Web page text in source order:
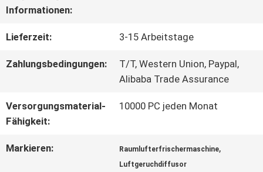
AUSFLUG
QUALITÄTSKONTROLLE
TRETEN
SIE
MIT
Informationen:
Lieferzeit: 3-15 Arbeitstage
Zahlungsbedingungen:
T/T, Western Union, Paypal,
Alibaba Trade Assurance
Versorgungsmaterial-
Fähigkeit:
10000 PC jeden Monat
Markieren: Raumlufterfrischermaschine,
Luftgeruchdiffusor